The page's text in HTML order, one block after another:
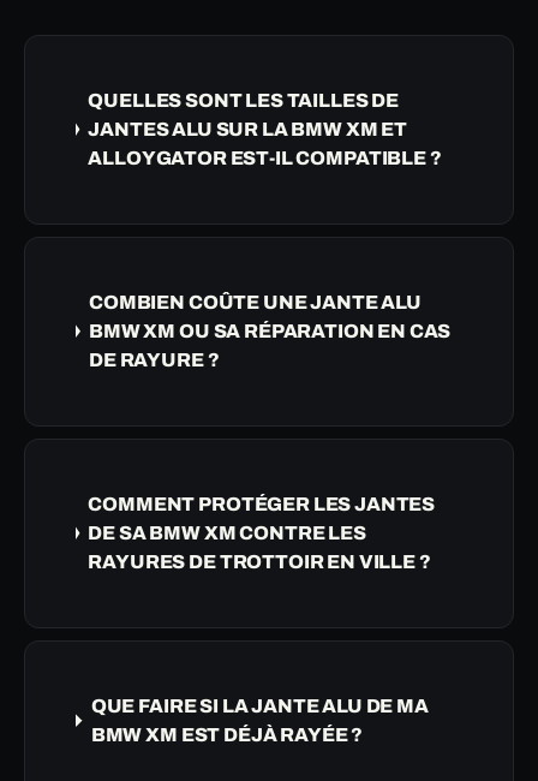
QUELLES SONT LES TAILLES DE
JANTES ALU SUR LA BMW XM ET
ALLOYGATOR EST-IL COMPATIBLE ?
COMBIEN COÛTE UNE JANTE ALU
BMW XM OU SA RÉPARATION EN CAS
DE RAYURE ?
COMMENT PROTÉGER LES JANTES
DE SA BMW XM CONTRE LES
RAYURES DE TROTTOIR EN VILLE ?
QUE FAIRE SI LA JANTE ALU DE MA
BMW XM EST DÉJÀ RAYÉE ?